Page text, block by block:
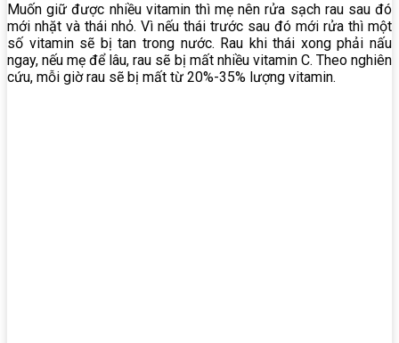
Muốn giữ được nhiều vitamin thì mẹ nên rửa sạch rau sau đó
mới nhặt và thái nhỏ. Vì nếu thái trước sau đó mới rửa thì một
số vitamin sẽ bị tan trong nước. Rau khi thái xong phải nấu
ngay, nếu mẹ để lâu, rau sẽ bị mất nhiều vitamin C. Theo nghiên
cứu, mỗi giờ rau sẽ bị mất từ 20%-35% lượng vitamin.